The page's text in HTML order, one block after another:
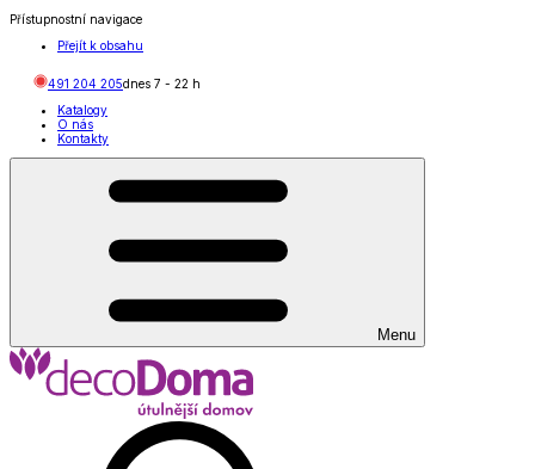
Přístupnostní navigace
Přejít k obsahu
491 204 205dnes 7 - 22 h
Katalogy
O nás
Kontakty
Menu